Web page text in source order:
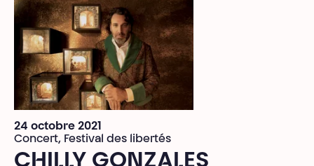
24 octobre 2021
Concert, Festival des libertés